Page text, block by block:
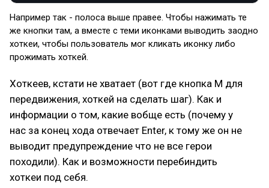
Например так - полоса выше правее. Чтобы нажимать те
же кнопки там, а вместе с теми иконками выводить заодно
хоткеи, чтобы пользователь мог кликать иконку либо
прожимать хоткей.
Хоткеев, кстати не хватает (вот где кнопка M для
передвижения, хоткей на сделать шаг). Как и
информации о том, какие вобще есть (почему у
нас за конец хода отвечает Enter, к тому же он не
выводит предупреждение что не все герои
походили). Как и возможности перебиндить
хоткеи под себя.